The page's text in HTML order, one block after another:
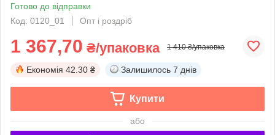
Готово до відправки
Код: 0120_01
Опт і роздріб
1 367,70 ₴/упаковка 1 410 ₴/упаковка
Економія 42.30 ₴ Залишилось 7 днів
Купити
або